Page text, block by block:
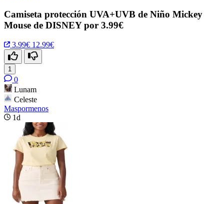
Camiseta protección UVA+UVB de Niño Mickey
Mouse de DISNEY por 3.99€
3.99€ 12.99€
1
0
Lunam
Celeste
Maspormenos
1d